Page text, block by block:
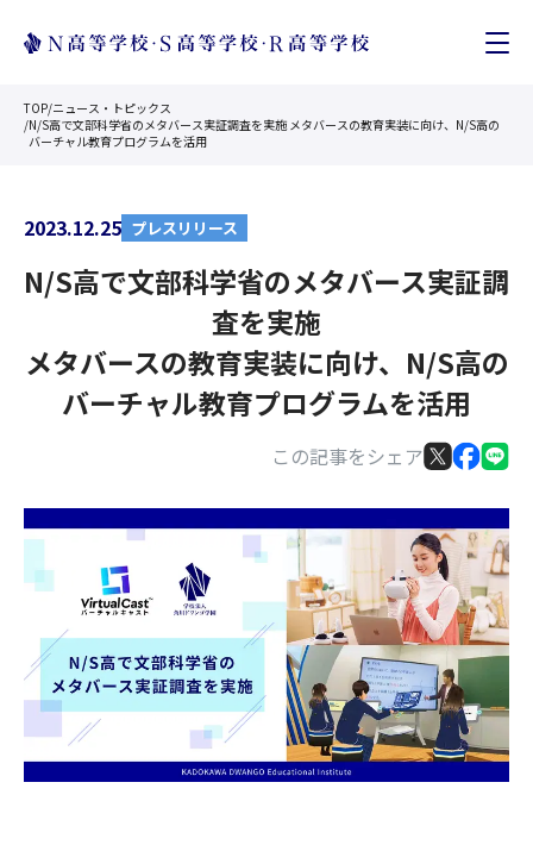
TOP/ニュース・トピックス
/N/S高で文部科学省のメタバース実証調査を実施 メタバースの教育実装に向け、N/S高の
バーチャル教育プログラムを活用
2023.12.25 プレスリリース
この記事をシェア
N/S高で文部科学省のメタバース実証調
査を実施
メタバースの教育実装に向け、N/S高の
バーチャル教育プログラムを活用